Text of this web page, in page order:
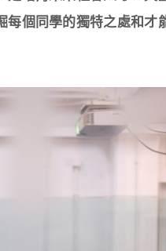
個同學的獨特之處和才